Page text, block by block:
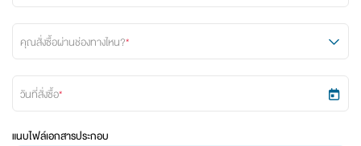
คุณสั่งซื้อผ่านช่องทางไหน?*
วันที่สั่งซื้อ*
แนบไฟล์เอกสารประกอบ